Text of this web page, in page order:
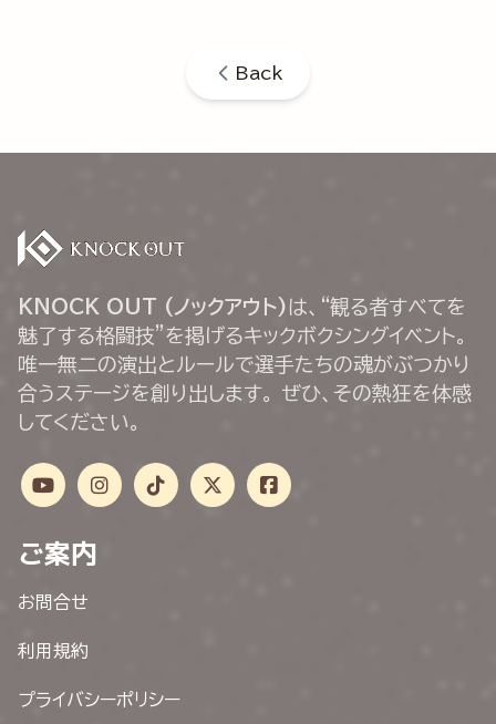
Back
KNOCK OUT (ノックアウト) は、“観る者すべてを
魅了する格闘技”を掲げるキックボクシングイベント。
唯一無二の演出とルールで選手たちの魂がぶつかり
合うステージを創り出します。 ぜひ、その熱狂を体感
してください。
ご案内
お問合せ
利用規約
プライバシーポリシー